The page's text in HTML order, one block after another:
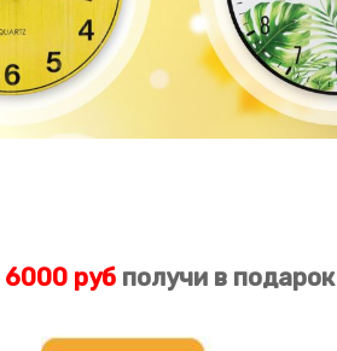
6000 руб получи в подарок